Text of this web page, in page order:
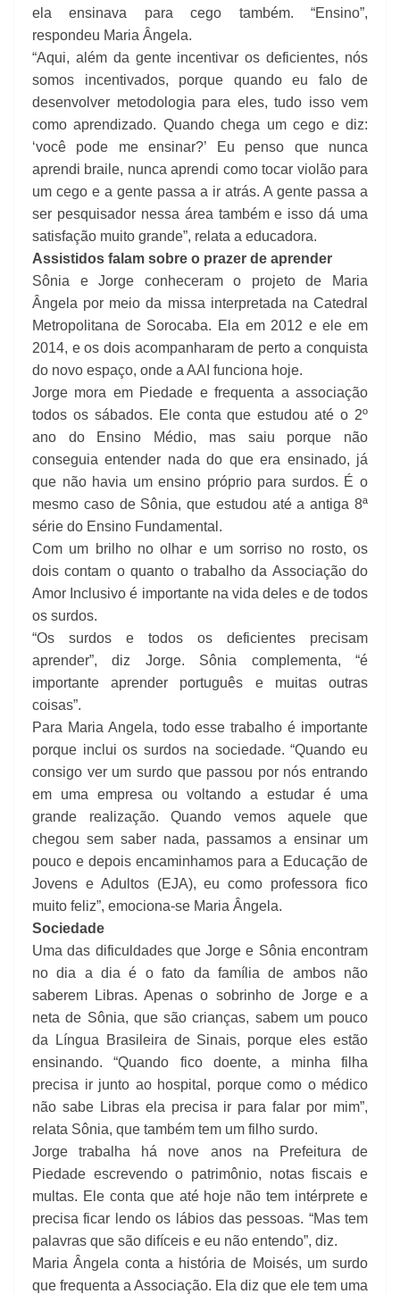
ela ensinava para cego também. “Ensino”,
respondeu Maria Ângela.
“Aqui, além da gente incentivar os deficientes, nós
somos incentivados, porque quando eu falo de
desenvolver metodologia para eles, tudo isso vem
como aprendizado. Quando chega um cego e diz:
‘você pode me ensinar?’ Eu penso que nunca
aprendi braile, nunca aprendi como tocar violão para
um cego e a gente passa a ir atrás. A gente passa a
ser pesquisador nessa área também e isso dá uma
satisfação muito grande”, relata a educadora.
Assistidos falam sobre o prazer de aprender
Sônia e Jorge conheceram o projeto de Maria
Ângela por meio da missa interpretada na Catedral
Metropolitana de Sorocaba. Ela em 2012 e ele em
2014, e os dois acompanharam de perto a conquista
do novo espaço, onde a AAI funciona hoje.
Jorge mora em Piedade e frequenta a associação
todos os sábados. Ele conta que estudou até o 2º
ano do Ensino Médio, mas saiu porque não
conseguia entender nada do que era ensinado, já
que não havia um ensino próprio para surdos. É o
mesmo caso de Sônia, que estudou até a antiga 8ª
série do Ensino Fundamental.
Com um brilho no olhar e um sorriso no rosto, os
dois contam o quanto o trabalho da Associação do
Amor Inclusivo é importante na vida deles e de todos
os surdos.
“Os surdos e todos os deficientes precisam
aprender”, diz Jorge. Sônia complementa, “é
importante aprender português e muitas outras
coisas”.
Para Maria Angela, todo esse trabalho é importante
porque inclui os surdos na sociedade. “Quando eu
consigo ver um surdo que passou por nós entrando
em uma empresa ou voltando a estudar é uma
grande realização. Quando vemos aquele que
chegou sem saber nada, passamos a ensinar um
pouco e depois encaminhamos para a Educação de
Jovens e Adultos (EJA), eu como professora fico
muito feliz”, emociona-se Maria Ângela.
Sociedade
Uma das dificuldades que Jorge e Sônia encontram
no dia a dia é o fato da família de ambos não
saberem Libras. Apenas o sobrinho de Jorge e a
neta de Sônia, que são crianças, sabem um pouco
da Língua Brasileira de Sinais, porque eles estão
ensinando. “Quando fico doente, a minha filha
precisa ir junto ao hospital, porque como o médico
não sabe Libras ela precisa ir para falar por mim”,
relata Sônia, que também tem um filho surdo.
Jorge trabalha há nove anos na Prefeitura de
Piedade escrevendo o patrimônio, notas fiscais e
multas. Ele conta que até hoje não tem intérprete e
precisa ficar lendo os lábios das pessoas. “Mas tem
palavras que são difíceis e eu não entendo”, diz.
Maria Ângela conta a história de Moisés, um surdo
que frequenta a Associação. Ela diz que ele tem uma